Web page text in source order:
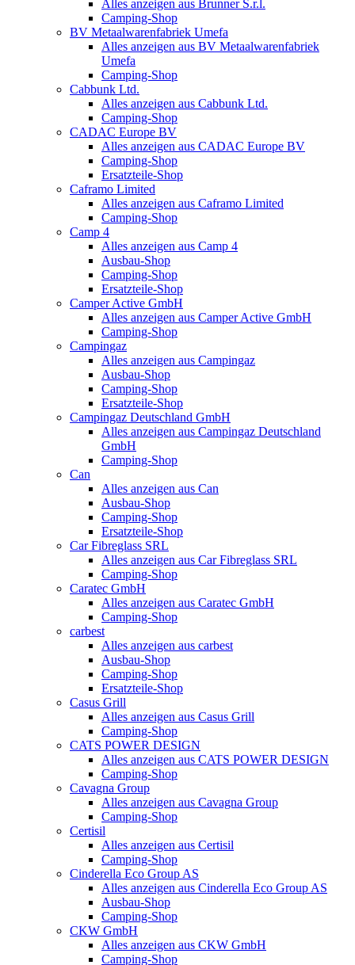
Alles anzeigen aus Brunner S.r.l.
Camping-Shop
BV Metaalwarenfabriek Umefa
Alles anzeigen aus BV Metaalwarenfabriek
Umefa
Camping-Shop
Cabbunk Ltd.
Alles anzeigen aus Cabbunk Ltd.
Camping-Shop
CADAC Europe BV
Alles anzeigen aus CADAC Europe BV
Camping-Shop
Ersatzteile-Shop
Caframo Limited
Alles anzeigen aus Caframo Limited
Camping-Shop
Camp 4
Alles anzeigen aus Camp 4
Ausbau-Shop
Camping-Shop
Ersatzteile-Shop
Camper Active GmbH
Alles anzeigen aus Camper Active GmbH
Camping-Shop
Campingaz
Alles anzeigen aus Campingaz
Ausbau-Shop
Camping-Shop
Ersatzteile-Shop
Campingaz Deutschland GmbH
Alles anzeigen aus Campingaz Deutschland
GmbH
Camping-Shop
Can
Alles anzeigen aus Can
Ausbau-Shop
Camping-Shop
Ersatzteile-Shop
Car Fibreglass SRL
Alles anzeigen aus Car Fibreglass SRL
Camping-Shop
Caratec GmbH
Alles anzeigen aus Caratec GmbH
Camping-Shop
carbest
Alles anzeigen aus carbest
Ausbau-Shop
Camping-Shop
Ersatzteile-Shop
Casus Grill
Alles anzeigen aus Casus Grill
Camping-Shop
CATS POWER DESIGN
Alles anzeigen aus CATS POWER DESIGN
Camping-Shop
Cavagna Group
Alles anzeigen aus Cavagna Group
Camping-Shop
Certisil
Alles anzeigen aus Certisil
Camping-Shop
Cinderella Eco Group AS
Alles anzeigen aus Cinderella Eco Group AS
Ausbau-Shop
Camping-Shop
CKW GmbH
Alles anzeigen aus CKW GmbH
Camping-Shop